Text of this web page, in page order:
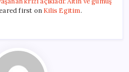
first on Kilis Egitim.